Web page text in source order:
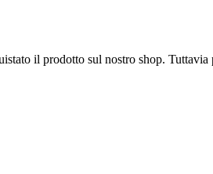
il prodotto sul nostro shop.